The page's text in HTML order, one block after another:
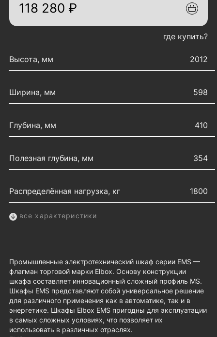
118 280 ₽
где купить?
Высота, мм
2012
Ширина, мм 598
Глубина, мм 410
Полезная глубина, мм 354
Распределённая нагрузка, кг 1800
все характеристики
Промышленные электротехнический шкаф серии EMS —
флагман торговой марки Elbox. Основу конструкции
шкафа составляет инновационный сложный профиль МS.
Шкафы EMS представляют собой универсальное решение
для различного применения как в автоматике, так и в
энергетике. Шкафы Elbox EMS пригодны для эксплуатации
в самых сложных условиях, что позволяет их
использовать в различных отраслях.